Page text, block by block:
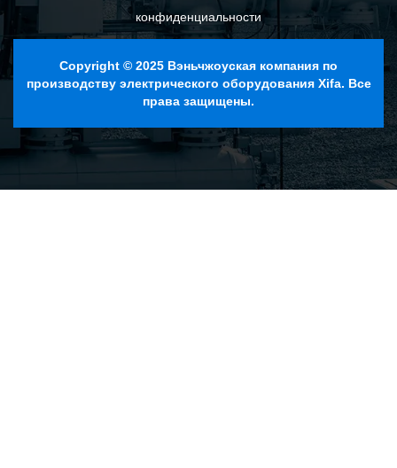
конфиденциальности
Copyright © 2025 Вэньчжоуская компания по
производству электрического оборудования Xifa. Все
права защищены.